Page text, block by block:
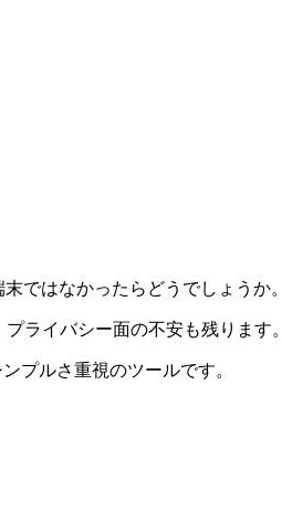
ではなかったらどうでしょうか。
ライバシー面の不安も残ります。
プルさ重視のツールです。